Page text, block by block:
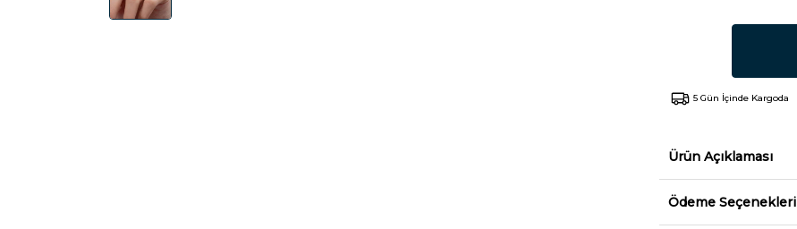
5 Gün İçinde Kargoda
Ürün Açıklaması
Ödeme Seçenekleri